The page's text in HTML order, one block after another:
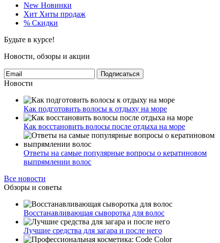
New Новинки
Хит Хиты продаж
% Скидки
Будьте в курсе!
Новости, обзоры и акции
Подписаться
Новости
Как подготовить волосы к отдыху на море
Как восстановить волосы после отдыха на море
Ответы на самые популярные вопросы о кератиновом
выпрямлении волос
Все новости
Обзоры и советы
Восстанавливающая сыворотка для волос
Лучшие средства для загара и после него